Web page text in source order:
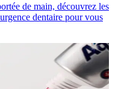
de main, découvrez les
dentaire pour vous